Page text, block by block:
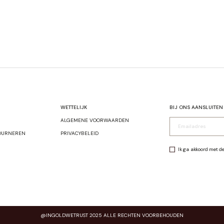
WETTELIJK
ALGEMENE VOORWAARDEN
PRIVACYBELEID
BIJ ONS AANSLUITEN
Ik ga akkoord met
@INGOLDWETRUST 2025 ALLE RECHTEN VOORBEHOUDEN